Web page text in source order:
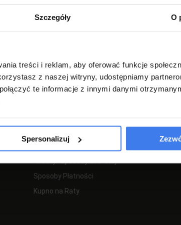
Szczegóły O
treści i reklam, aby oferować funkcje
z naszej witryny, udostępniamy
te informacje z innymi danymi
Spersonalizuj
Zwroty i Reklamacje
Polityka Prywatności
Sposoby Płatności
Kupno na Raty